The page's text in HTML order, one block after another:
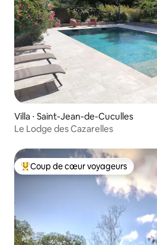
Villa ⋅ Saint-Jean-de-Cuculles
Le Lodge des Cazarelles
Coups de cœur voyageurs les plus
Coup de cœur voyageurs